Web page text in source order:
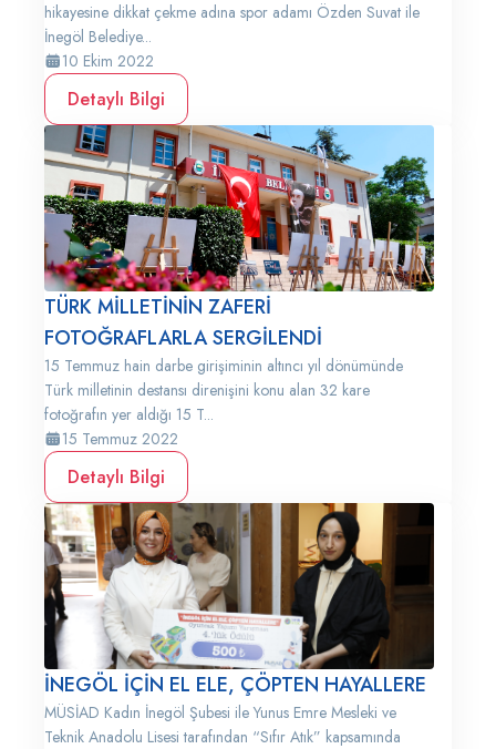
hikayesine dikkat çekme adına spor adamı Özden Suvat ile
İnegöl Belediye...
10 Ekim 2022
Detaylı Bilgi
TÜRK MİLLETİNİN ZAFERİ
FOTOĞRAFLARLA SERGİLENDİ
15 Temmuz hain darbe girişiminin altıncı yıl dönümünde
Türk milletinin destansı direnişini konu alan 32 kare
fotoğrafın yer aldığı 15 T...
15 Temmuz 2022
Detaylı Bilgi
İNEGÖL İÇİN EL ELE, ÇÖPTEN HAYALLERE
MÜSİAD Kadın İnegöl Şubesi ile Yunus Emre Mesleki ve
Teknik Anadolu Lisesi tarafından “Sıfır Atık” kapsamında